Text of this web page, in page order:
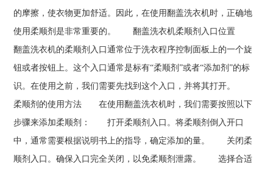
的摩擦，使衣物更加舒适。因此，在使用翻盖洗衣机时，正确地
使用柔顺剂是非常重要的。 翻盖洗衣机柔顺剂入口位置
翻盖洗衣机的柔顺剂入口通常位于洗衣程序控制面板上的一个旋
钮或者按钮上。这个入口通常是标有“柔顺剂”或者“添加剂”的标
识。在使用之前，我们需要先找到这个入口，并将其打开。
柔顺剂的使用方法 在使用翻盖洗衣机时，我们需要按照以下
步骤来添加柔顺剂： 打开柔顺剂入口。将柔顺剂倒入开口
中，通常需要根据说明书上的指导，确定添加的量。 关闭柔
顺剂入口。确保入口完全关闭，以免柔顺剂泄露。 选择合适